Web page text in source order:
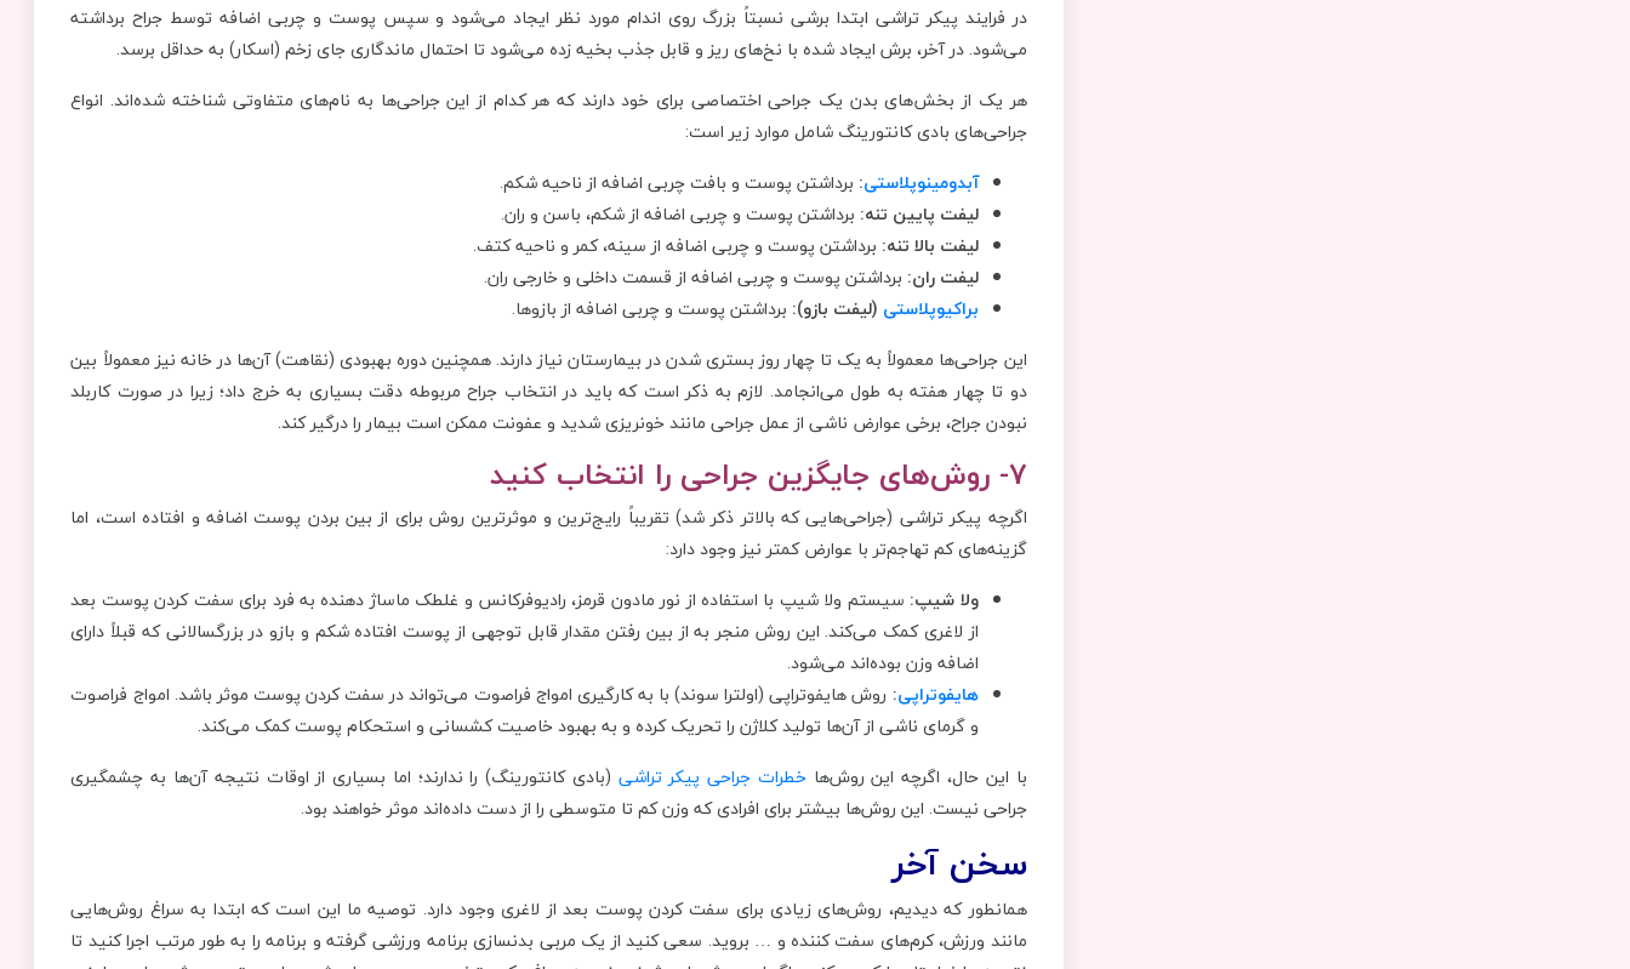
در فرایند پیکر تراشی ابتدا برشی نسبتاً بزرگ روی اندام مورد نظر ایجاد می‌شود و سپس پوست و چربی اضافه توسط جراح برداشته
می‌شود. در آخر، برش ایجاد شده با نخ‌های ریز و قابل جذب بخیه زده می‌شود تا احتمال ماندگاری جای زخم (اسکار) به حداقل برسد.
هر یک از بخش‌های بدن یک جراحی‌ اختصاصی برای خود دارند که هر کدام از این جراحی‌ها به نام‌های متفاوتی شناخته شده‌اند. انواع
جراحی‌های بادی کانتورینگ شامل موارد زیر است:
آبدومینوپلاستی: برداشتن پوست و بافت چربی اضافه از ناحیه شکم.
لیفت پایین تنه: برداشتن پوست و چربی اضافه از شکم، باسن و ران.
لیفت بالا تنه: برداشتن پوست و چربی اضافه از سینه، کمر و ناحیه کتف.
لیفت ران: برداشتن پوست و چربی اضافه از قسمت داخلی و خارجی ران.
براکیوپلاستی (لیفت بازو): برداشتن پوست و چربی اضافه از بازوها.
این جراحی‌ها معمولاً به یک تا چهار روز بستری شدن در بیمارستان نیاز دارند. همچنین دوره بهبودی (نقاهت) آن‌ها در خانه نیز معمولاً بین
دو تا چهار هفته به طول می‌انجامد. لازم به ذکر است که باید در انتخاب جراح مربوطه دقت بسیاری به خرج داد؛ زیرا در صورت کاربلد
نبودن جراح، برخی عوارض ناشی از عمل جراحی مانند خونریزی شدید و عفونت ممکن است بیمار را درگیر کند.
7- روش‌های جایگزین جراحی را انتخاب کنید
اگرچه پیکر تراشی (جراحی‌هایی که بالاتر ذکر شد) تقریباً رایج‌ترین و موثرترین روش برای از بین بردن پوست اضافه و افتاده است، اما
گزینه‌های کم تهاجم‌تر با عوارض کمتر نیز وجود دارد:
ولا شیپ: سیستم ولا شیپ با استفاده از نور مادون قرمز، رادیوفرکانس و غلطک ماساژ دهنده به فرد برای سفت کردن پوست بعد
از لاغری کمک می‌کند. این روش منجر به از بین رفتن مقدار قابل توجهی از پوست افتاده شکم و بازو در بزرگسالانی که قبلاً دارای
اضافه وزن بوده‌اند می‌شود.
هایفوتراپی: روش هایفوتراپی (اولترا سوند) با به کارگیری امواج فراصوت می‌تواند در سفت کردن پوست موثر باشد. امواج فراصوت
و گرمای ناشی از آن‌ها تولید کلاژن را تحریک کرده و به بهبود خاصیت کشسانی و استحکام پوست کمک می‌کند.
با این حال، اگرچه این روش‌هاخطرات جراحی پیکر تراشی (بادی کانتورینگ) را ندارند؛ اما بسیاری از اوقات نتیجه آن‌ها به چشمگیری
جراحی نیست. این روش‌ها بیشتر برای افرادی که وزن کم تا متوسطی را از دست داده‌اند موثر خواهند بود.
سخن آخر
همانطور که دیدیم، روش‌های زیادی برای سفت کردن پوست بعد از لاغری وجود دارد. توصیه ما این است که ابتدا به سراغ روش‌هایی
مانند ورزش، کرم‌های سفت کننده و … بروید. سعی کنید از یک مربی بدنسازی برنامه ورزشی گرفته و برنامه را به طور مرتب اجرا کنید تا